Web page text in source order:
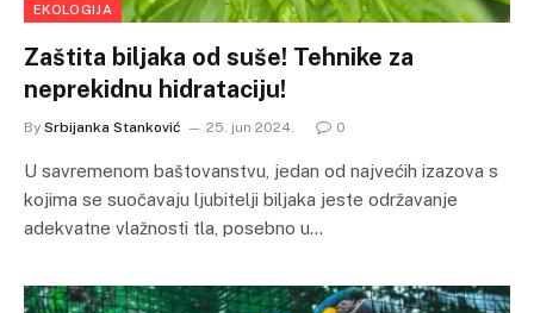
EKOLOGIJA
Zaštita biljaka od suše! Tehnike za
neprekidnu hidrataciju!
By Srbijanka Stanković 25. jun 2024. 0
U savremenom baštovanstvu, jedan od najvećih izazova s
kojima se suočavaju ljubitelji biljaka jeste održavanje
adekvatne vlažnosti tla, posebno u…